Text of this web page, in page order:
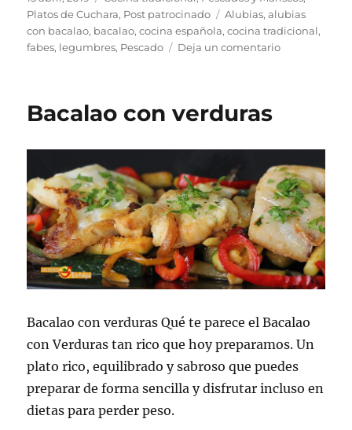
el
Platos de Cuchara, Post patrocinado Etiquetas
Alubias,alubias
con bacalao, bacalao,cocina española,cocina tradicional,
fabes, legumbres, Pescado Deja un comentarioen
Bacalao con verduras
Bacalao con verduras Qué te parece el Bacalao
con Verduras tan rico que hoy preparamos. Un
plato rico, equilibrado y sabroso que puedes
preparar de forma sencilla y disfrutar incluso en
dietas para perder peso.